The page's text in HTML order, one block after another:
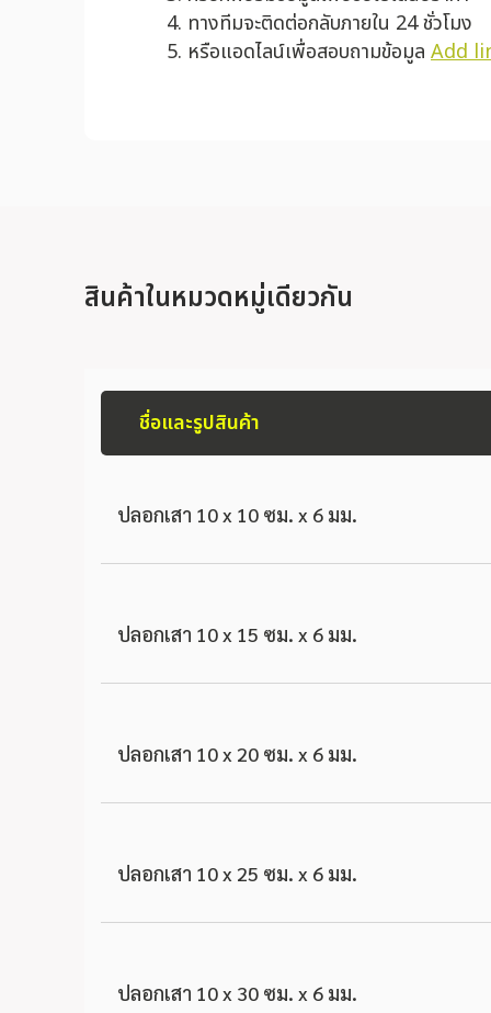
ทางทีมจะติดต่อกลับภายใน 24 ชั่วโมง
หรือแอดไลน์เพื่อสอบถามข้อมูล Add
สินค้าในหมวดหมู่เดียวกัน
ชื่อและรูปสินค้า
ปลอกเสา 10 x 10 ซม. x 6 มม.
ปลอกเสา 10 x 15 ซม. x 6 มม.
ปลอกเสา 10 x 20 ซม. x 6 มม.
ปลอกเสา 10 x 25 ซม. x 6 มม.
ปลอกเสา 10 x 30 ซม. x 6 มม.